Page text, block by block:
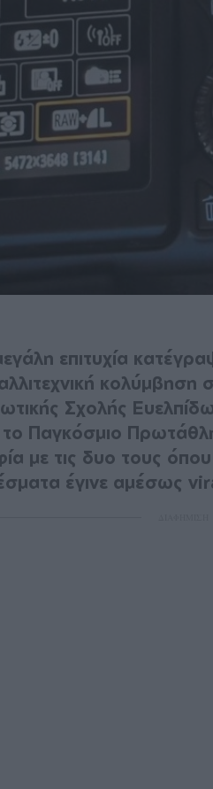
επιτυχία
Σχολής
το Παγκόσμιο
με τις δυο τους όπου
έγινε αμέσως